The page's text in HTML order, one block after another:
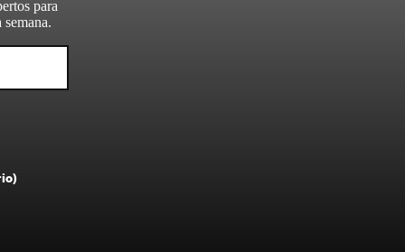
para